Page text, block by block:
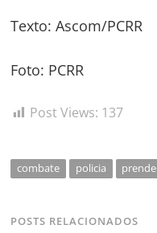
Texto: Ascom/PCRR
Foto: PCRR
Post Views: 137
combate policia prende
POSTS RELACIONADOS